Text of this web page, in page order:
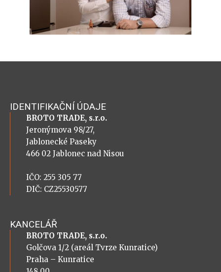
IDENTIFIKAČNÍ ÚDAJE
BROTO TRADE, s.r.o.
Jeronýmova 98/27,
Jablonecké Paseky
466 02 Jablonec nad Nisou
IČO: 255 305 77
DIČ: CZ25530577
KANCELÁŘ
BROTO TRADE, s.r.o.
Golčova 1/2 (areál Tvrze Kunratice)
Praha – Kunratice